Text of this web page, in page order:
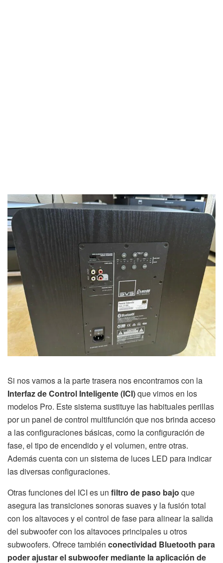
Si nos vamos a la parte trasera nos encontramos con la
Interfaz de Control Inteligente (ICI)que vimos en los
modelos Pro. Este sistema sustituye las habituales perillas
por un panel de control multifunción que nos brinda acceso
a las configuraciones básicas, como la configuración de
fase, el tipo de encendido y el volumen, entre otras.
Además cuenta con un sistema de luces LED para indicar
las diversas configuraciones.
Otras funciones del ICI es un filtro de paso bajo que
asegura las transiciones sonoras suaves y la fusión total
con los altavoces y el control de fase para alinear la salida
del subwoofer con los altavoces principales u otros
subwoofers. Ofrece también conectividad Bluetooth para
poder ajustar el subwoofer mediante la aplicación de